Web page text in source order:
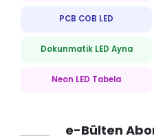
PCB COB LED
Dokunmatik LED Ayna
Neon LED Tabela
e-Bülten